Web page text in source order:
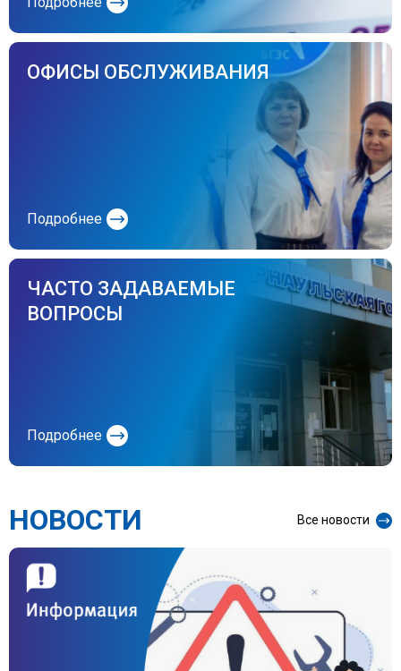
ОФИСЫ ОБСЛУЖИВАНИЯ
Подробнее
ЧАСТО ЗАДАВАЕМЫЕ
ВОПРОСЫ
Подробнее
НОВОСТИ Все новости